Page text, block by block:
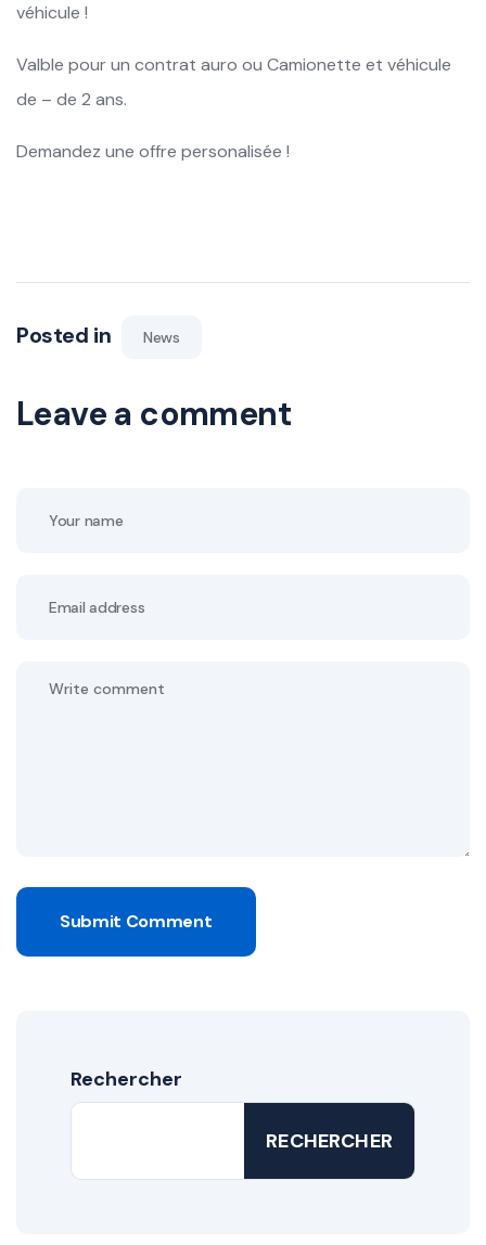
véhicule !
Valble pour un contrat auro ou Camionette et véhicule
de – de 2 ans.
Demandez une offre personalisée !
Posted in News
Leave a comment
Submit Comment
Rechercher
RECHERCHER